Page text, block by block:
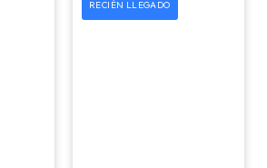
RECIÉN LLEGADO